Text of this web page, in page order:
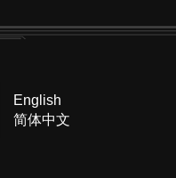
English
简体中文